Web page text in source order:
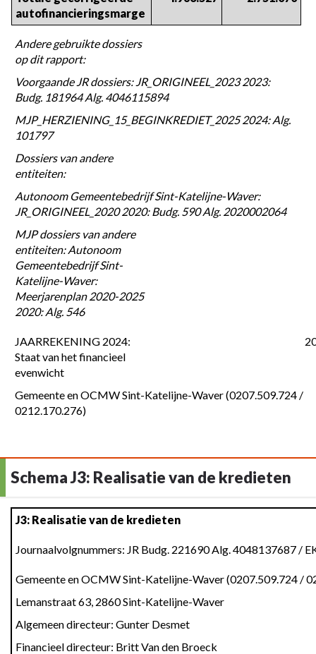
autofinancieringsmarge
Andere gebruikte dossiers
op dit rapport:
Voorgaande JR dossiers: JR_ORIGINEEL_2023 2023:
Budg. 181964 Alg. 4046115894
MJP_HERZIENING_15_BEGINKREDIET_2025 2024: Alg.
101797
Dossiers van andere
entiteiten:
Autonoom Gemeentebedrijf Sint-Katelijne-Waver:
JR_ORIGINEEL_2020 2020: Budg. 590 Alg. 2020002064
MJP dossiers van andere
entiteiten: Autonoom
Gemeentebedrijf Sint-
Katelijne-Waver:
Meerjarenplan 2020-2025
2020: Alg. 546
JAARREKENING 2024:
Staat van het financieel
evenwicht
Gemeente en OCMW Sint-Katelijne-Waver (0207.509.724 /
0212.170.276)
Schema J3: Realisatie van de kredieten
Terug
navigatie
Schema
van
J3: Realisatie van de kredieten
Journaalvolgnummers: JR Budg. 221690 Alg. 4048137687 /
Gemeente en OCMW Sint-Katelijne-Waver (0207.509.724 /
Lemanstraat 63, 2860 Sint-Katelijne-Waver
Algemeen directeur: Gunter Desmet
Financieel directeur: Britt Van den Broeck